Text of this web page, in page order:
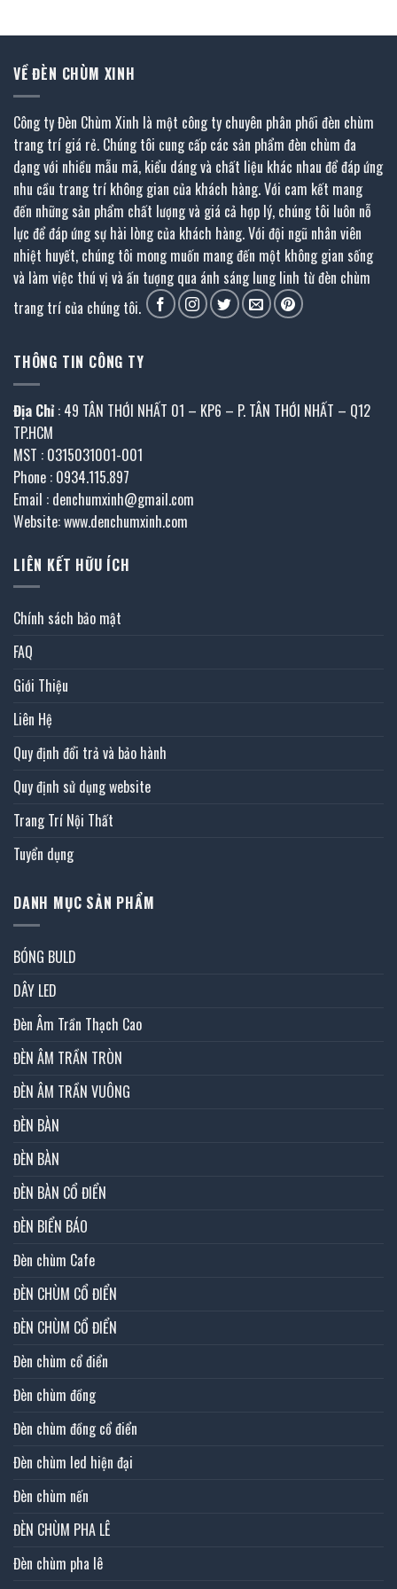
VỀ ĐÈN CHÙM XINH
Công ty Đèn Chùm Xinh là một công ty chuyên phân phối đèn chùm
trang trí giá rẻ. Chúng tôi cung cấp các sản phẩm đèn chùm đa
dạng với nhiều mẫu mã, kiểu dáng và chất liệu khác nhau để đáp ứng
nhu cầu trang trí không gian của khách hàng. Với cam kết mang
đến những sản phẩm chất lượng và giá cả hợp lý, chúng tôi luôn nỗ
lực để đáp ứng sự hài lòng của khách hàng. Với đội ngũ nhân viên
nhiệt huyết, chúng tôi mong muốn mang đến một không gian sống
và làm việc thú vị và ấn tượng qua ánh sáng lung linh từ đèn chùm
trang trí của chúng tôi.
THÔNG TIN CÔNG TY
Địa Chỉ : 49 TÂN THỚI NHẤT 01 – KP6 – P. TÂN THỚI NHẤT – Q12
TP.HCM
MST : 0315031001-001
Phone : 0934.115.897
Email : denchumxinh@gmail.com
Website: www.denchumxinh.com
LIÊN KẾT HỮU ÍCH
Chính sách bảo mật
FAQ
Giới Thiệu
Liên Hệ
Quy định đổi trả và bảo hành
Quy định sử dụng website
Trang Trí Nội Thất
Tuyển dụng
DANH MỤC SẢN PHẨM
BÓNG BULD
DÂY LED
Đèn Âm Trần Thạch Cao
ĐÈN ÂM TRẦN TRÒN
ĐÈN ÂM TRẦN VUÔNG
ĐÈN BÀN
ĐÈN BÀN
ĐÈN BÀN CỔ ĐIỂN
ĐÈN BIỂN BÁO
Đèn chùm Cafe
ĐÈN CHÙM CỔ ĐIỂN
ĐÈN CHÙM CỔ ĐIỂN
Đèn chùm cổ điển
Đèn chùm đồng
Đèn chùm đồng cổ điển
Đèn chùm led hiện đại
Đèn chùm nến
ĐÈN CHÙM PHA LÊ
Đèn chùm pha lê